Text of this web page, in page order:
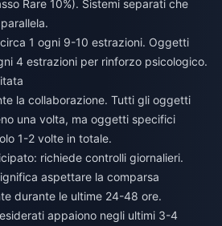
Rare 10%). Sistemi separati che
1 ogni 9-10 estrazioni. Oggetti
4 estrazioni per rinforzo psicologico.
la collaborazione. Tutti gli oggetti
una volta, ma oggetti specifici
1-2 volte in totale.
richiede controlli giornalieri.
aspettare la comparsa
durante le ultime 24-48 ore.
appaiono negli ultimi 3-4